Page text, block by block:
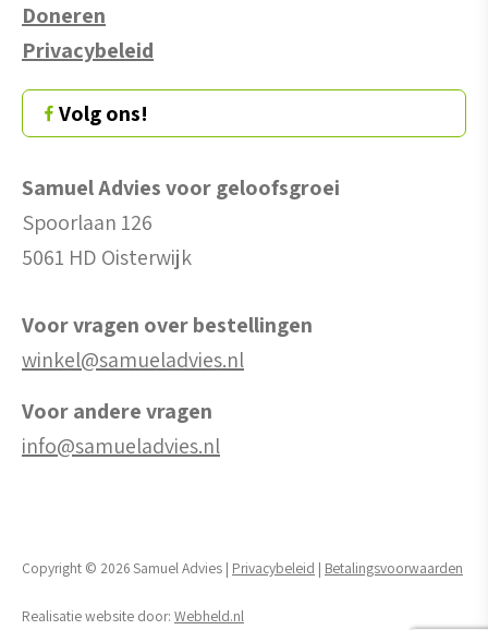
Doneren
Privacybeleid
Volg ons!
Samuel Advies voor geloofsgroei
Spoorlaan 126
5061 HD Oisterwijk
Voor vragen over bestellingen
winkel@samueladvies.nl
Voor andere vragen
info@samueladvies.nl
Copyright © 2026 Samuel Advies | Privacybeleid | Betalingsvoorwaarden
Realisatie website door: Webheld.nl